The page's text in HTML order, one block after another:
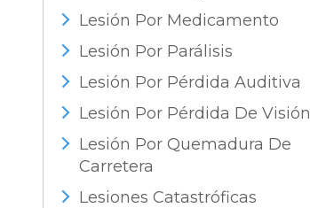
Lesión Por Medicamento
Lesión Por Parálisis
Lesión Por Pérdida Auditiva
Lesión Por Pérdida De Visión
Lesión Por Quemadura De
Carretera
Lesiones Catastróficas